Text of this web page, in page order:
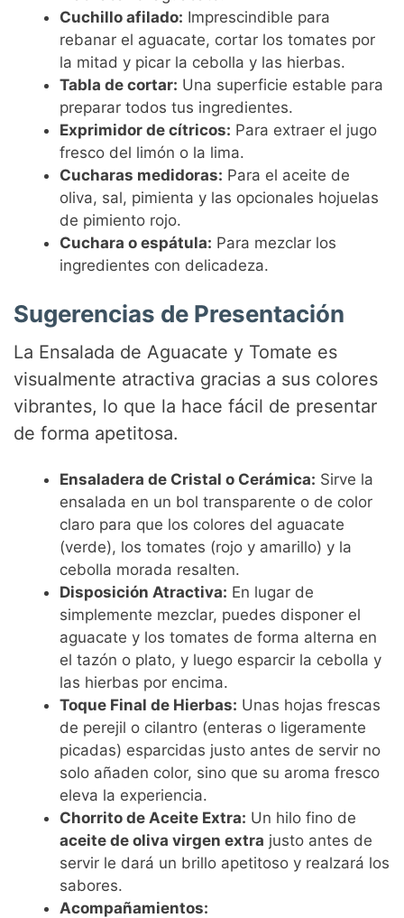
Cuchillo afilado: Imprescindible para
rebanar el aguacate, cortar los tomates por
la mitad y picar la cebolla y las hierbas.
Tabla de cortar: Una superficie estable para
preparar todos tus ingredientes.
Exprimidor de cítricos: Para extraer el jugo
fresco del limón o la lima.
Cucharas medidoras: Para el aceite de
oliva, sal, pimienta y las opcionales hojuelas
de pimiento rojo.
Cuchara o espátula: Para mezclar los
ingredientes con delicadeza.
Sugerencias de Presentación
La Ensalada de Aguacate y Tomate es
visualmente atractiva gracias a sus colores
vibrantes, lo que la hace fácil de presentar
de forma apetitosa.
Ensaladera de Cristal o Cerámica: Sirve la
ensalada en un bol transparente o de color
claro para que los colores del aguacate
(verde), los tomates (rojo y amarillo) y la
cebolla morada resalten.
Disposición Atractiva: En lugar de
simplemente mezclar, puedes disponer el
aguacate y los tomates de forma alterna en
el tazón o plato, y luego esparcir la cebolla y
las hierbas por encima.
Toque Final de Hierbas: Unas hojas frescas
de perejil o cilantro (enteras o ligeramente
picadas) esparcidas justo antes de servir no
solo añaden color, sino que su aroma fresco
eleva la experiencia.
Chorrito de Aceite Extra: Un hilo fino de
aceite de oliva virgen extra justo antes de
servir le dará un brillo apetitoso y realzará los
sabores.
Acompañamientos: